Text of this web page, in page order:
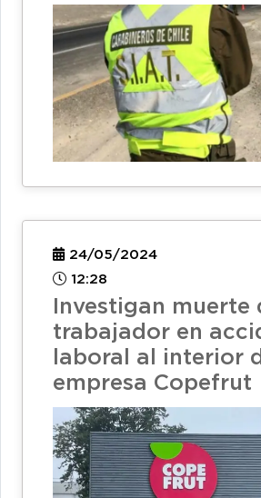
24/05/2024
12:28
Investigan muerte
trabajador en
laboral al interior
empresa Copefrut